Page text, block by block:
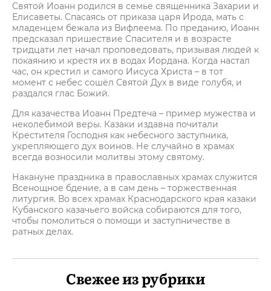
Святой Иоанн родился в семье священника Захарии и
Елисаветы. Спасаясь от приказа царя Ирода, мать с
младенцем бежала из Вифлеема. По преданию, Иоанн
предсказал пришествие Спасителя и в возрасте
тридцати лет начал проповедовать, призывая людей к
покаянию и крестя их в водах Иордана. Когда настал
час, он крестил и самого Иисуса Христа – в тот
момент с небес сошёл Святой Дух в виде голубя, и
раздался глас Божий.
Для казачества Иоанн Предтеча – пример мужества и
неколебимой веры. Казаки издавна почитали
Крестителя Господня как небесного заступника,
укрепляющего дух воинов. Не случайно в храмах
всегда возносили молитвы этому святому.
Накануне праздника в православных храмах служится
Всенощное бдение, а в сам день – торжественная
литургия. Во всех храмах Краснодарского края казаки
Кубанского казачьего войска собираются для того,
чтобы помолиться о помощи и заступничестве в
ратных делах.
Свежее из рубрики